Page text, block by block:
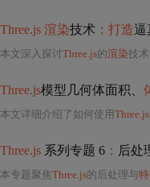
Three.js 渲染技术 ：打造逼
本文深入探讨Three.js的渲染技术
Three.js模型几何体面积、
本文详细介绍了如何使用Three.js
Three.js 系列专题 6 ： 后处
本专题聚焦Three.js的后处理与